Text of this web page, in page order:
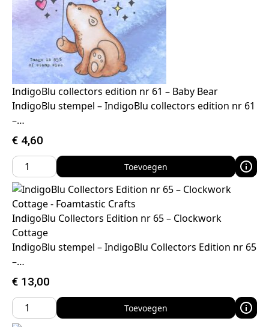
IndigoBlu collectors edition nr 61 – Baby Bear
IndigoBlu stempel – IndigoBlu collectors edition nr 61
–…
€ 4,60
Toevoegen
IndigoBlu Collectors Edition nr 65 – Clockwork
Cottage
IndigoBlu stempel – IndigoBlu Collectors Edition nr 65
–…
€ 13,00
Toevoegen